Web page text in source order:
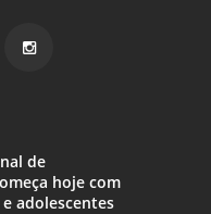
de
hoje com
adolescentes